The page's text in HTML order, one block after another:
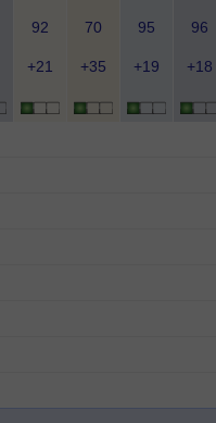
92 70 95 96
+21 +35 +19 +18